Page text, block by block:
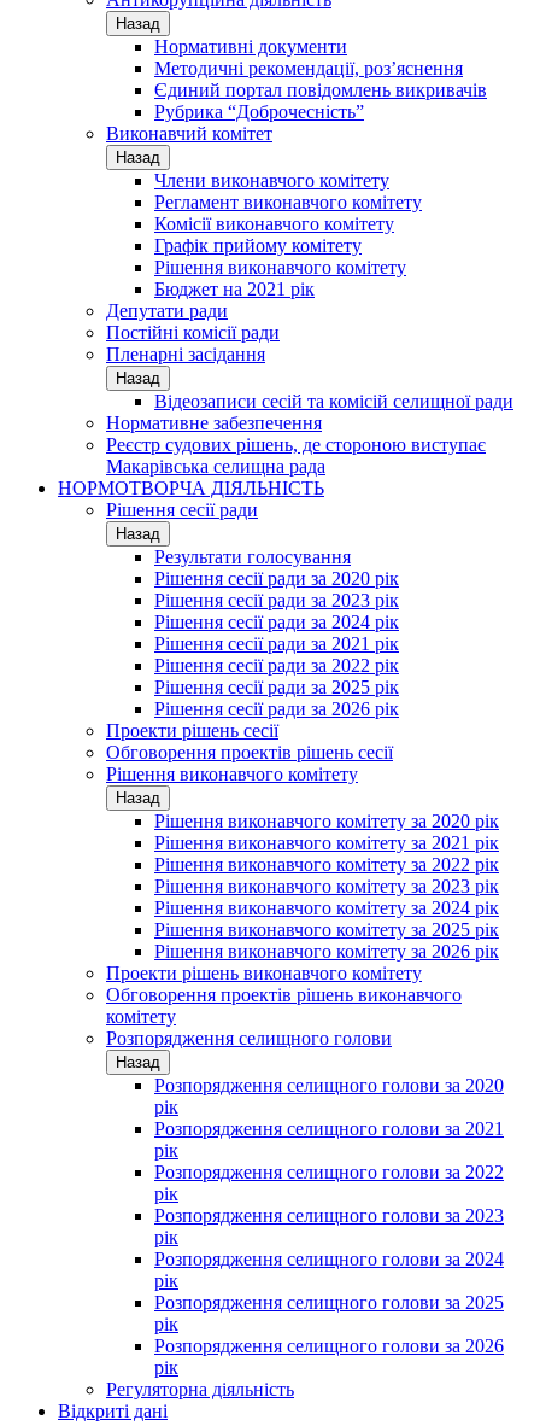
Назад
Нормативні документи
Методичні рекомендації, роз’яснення
Єдиний портал повідомлень викривачів
Рубрика “Доброчесність”
Виконавчий комітет
Назад
Члени виконавчого комітету
Регламент виконавчого комітету
Комісії виконавчого комітету
Графік прийому комітету
Рішення виконавчого комітету
Бюджет на 2021 рік
Депутати ради
Постійні комісії ради
Пленарні засідання
Назад
Відеозаписи сесій та комісій селищної ради
Нормативне забезпечення
Реєстр судових рішень, де стороною виступає
Макарівська селищна рада
НОРМОТВОРЧА ДІЯЛЬНІСТЬ
Рішення сесії ради
Назад
Результати голосування
Рішення сесії ради за 2020 рік
Рішення сесії ради за 2023 рік
Рішення сесії ради за 2024 рік
Рішення сесії ради за 2021 рік
Рішення сесії ради за 2022 рік
Рішення сесії ради за 2025 рік
Рішення сесії ради за 2026 рік
Проекти рішень сесії
Обговорення проектів рішень сесії
Рішення виконавчого комітету
Назад
Рішення виконавчого комітету за 2020 рік
Рішення виконавчого комітету за 2021 рік
Рішення виконавчого комітету за 2022 рік
Рішення виконавчого комітету за 2023 рік
Рішення виконавчого комітету за 2024 рік
Рішення виконавчого комітету за 2025 рік
Рішення виконавчого комітету за 2026 рік
Проекти рішень виконавчого комітету
Обговорення проектів рішень виконавчого
комітету
Розпорядження селищного голови
Назад
Розпорядження селищного голови за 2020
рік
Розпорядження селищного голови за 2021
рік
Розпорядження селищного голови за 2022
рік
Розпорядження селищного голови за 2023
рік
Розпорядження селищного голови за 2024
рік
Розпорядження селищного голови за 2025
рік
Розпорядження селищного голови за 2026
рік
Регуляторна діяльність
Відкриті дані